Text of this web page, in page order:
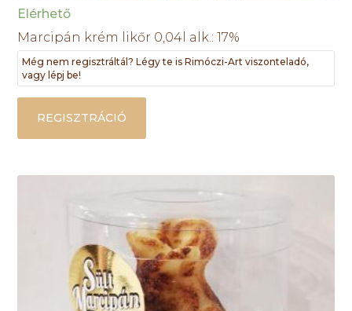
Elérhető
Marcipán krém likőr 0,04l alk.: 17%
Még nem regisztráltál? Légy te is Rimóczi-Art viszonteladó,
vagy lépj be!
REGISZTRÁCIÓ